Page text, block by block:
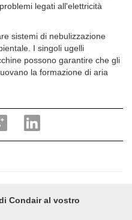
legati all'elettricità
sistemi di nebulizzazione
I singoli ugelli
possono garantire che gli
la formazione di aria
Condair al vostro